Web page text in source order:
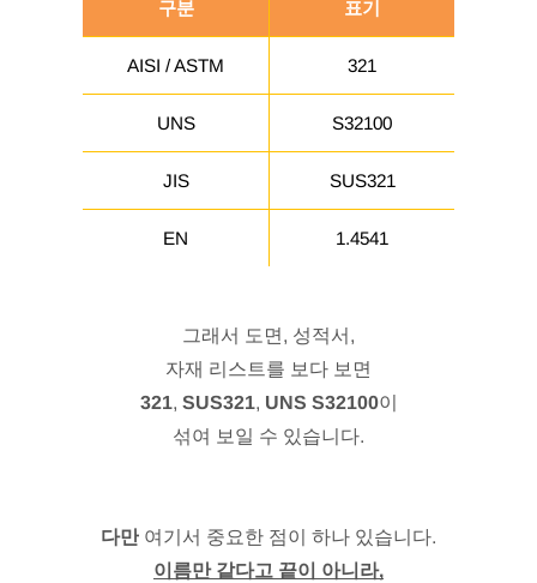
구분 표기
AISI / ASTM 321
UNS S32100
JIS SUS321
EN 1.4541
그래서 도면, 성적서,
자재 리스트를 보다 보면
321, SUS321, UNS S32100이
섞여 보일 수 있습니다.
다만여기서 중요한 점이 하나 있습니다.
이름만 같다고 끝이 아니라,